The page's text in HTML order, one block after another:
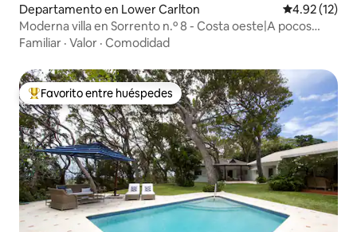
Departamento en Lower Carlton Calificación
4.92 (12)
Moderna villa en Sorrento n.º 8 - Costa oeste|A pocos
minutos de la playa
Familiar · Valor · Comodidad
De los mejores en Favorito entre huéspedes
Favorito entre huéspedes